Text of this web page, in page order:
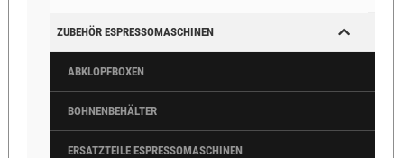
ZUBEHÖR ESPRESSOMASCHINEN
ABKLOPFBOXEN
BOHNENBEHÄLTER
ERSATZTEILE ESPRESSOMASCHINEN